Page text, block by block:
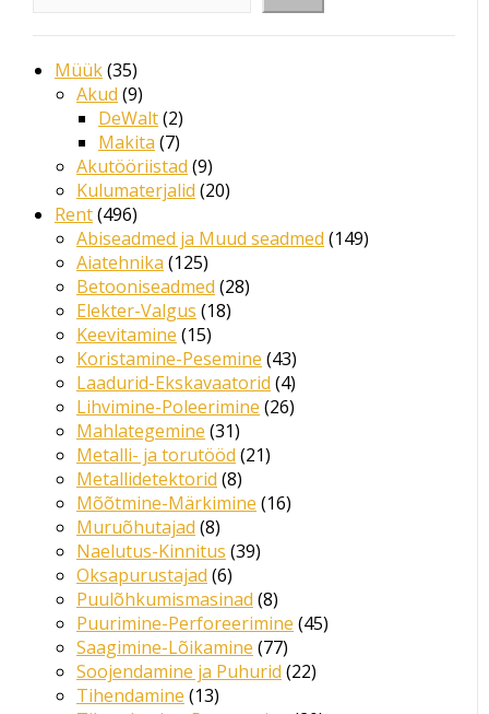
Müük 35
Akud 9
DeWalt 2
Makita 7
Akutööriistad 9
Kulumaterjalid 20
Rent 496
Abiseadmed ja Muud seadmed 149
Aiatehnika 125
Betooniseadmed 28
Elekter-Valgus 18
Keevitamine 15
Koristamine-Pesemine 43
Laadurid-Ekskavaatorid 4
Lihvimine-Poleerimine 26
Mahlategemine 31
Metalli- ja torutööd 21
Metallidetektorid 8
Mõõtmine-Märkimine 16
Muruõhutajad 8
Naelutus-Kinnitus 39
Oksapurustajad 6
Puulõhkumismasinad 8
Puurimine-Perforeerimine 45
Saagimine-Lõikamine 77
Soojendamine ja Puhurid 22
Tihendamine 13